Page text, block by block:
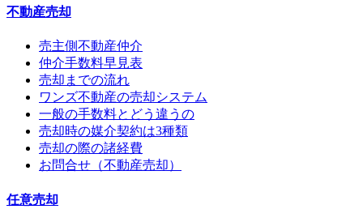
不動産売却
売主側不動産仲介
仲介手数料早見表
売却までの流れ
ワンズ不動産の売却システム
一般の手数料とどう違うの
売却時の媒介契約は3種類
売却の際の諸経費
お問合せ（不動産売却）
任意売却